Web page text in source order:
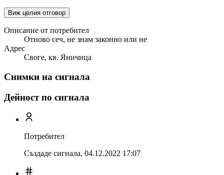
Виж целия отговор
Описание от потребител
Отново сеч, не знам законно или не
Адрес
Своге, кв. Яничица
Снимки на сигнала
Дейност по сигнала
Потребител
Създаде сигнала, 04.12.2022 17:07